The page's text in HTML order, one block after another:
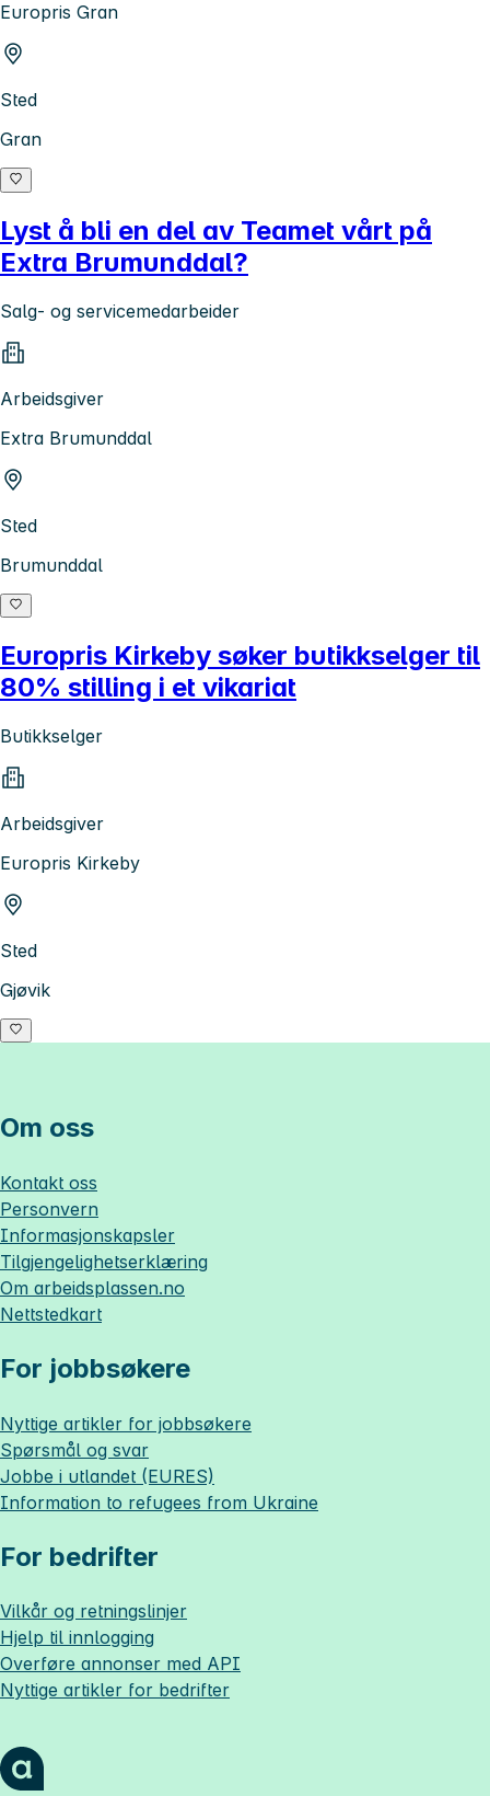
Europris Gran
Sted
Gran
Lyst å bli en del av Teamet vårt på
Extra Brumunddal?
Salg- og servicemedarbeider
Arbeidsgiver
Extra Brumunddal
Sted
Brumunddal
Europris Kirkeby søker butikkselger til
80% stilling i et vikariat
Butikkselger
Arbeidsgiver
Europris Kirkeby
Sted
Gjøvik
Om oss
Kontakt oss
Personvern
Informasjonskapsler
Tilgjengelighetserklæring
Om arbeidsplassen.no
Nettstedkart
For jobbsøkere
Nyttige artikler for jobbsøkere
Spørsmål og svar
Jobbe i utlandet (EURES)
Information to refugees from Ukraine
For bedrifter
Vilkår og retningslinjer
Hjelp til innlogging
Overføre annonser med API
Nyttige artikler for bedrifter